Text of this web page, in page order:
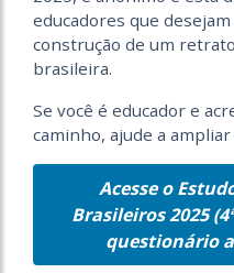
educadores que
construção de um
brasileira.
Se você é educador e
caminho, ajude a ampliar
Acesse o
Brasileiros 2025
questionário